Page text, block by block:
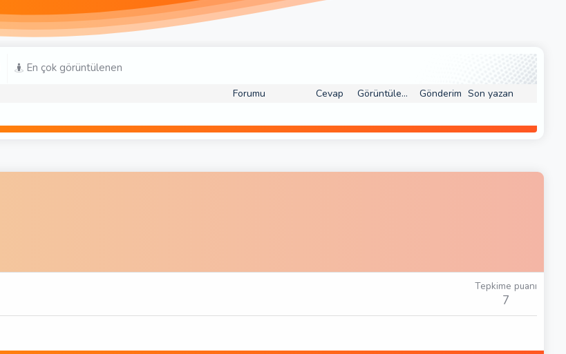
En çok görüntülenen
Forumu Cevap Görüntüleme Gönderim Son yazan
Tepkime puanı
7